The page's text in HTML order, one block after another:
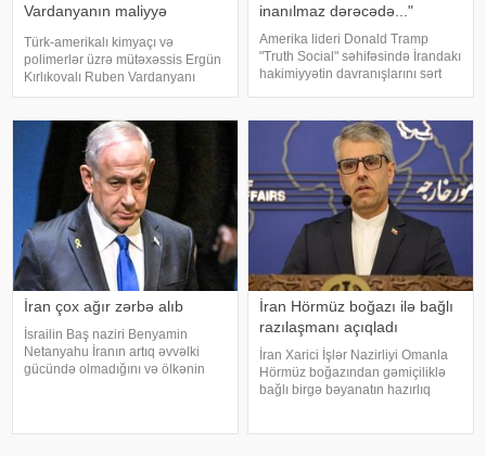
Vardanyanın maliyyə
Türk-amerikalı kimyaçı və
polimerlər üzrə mütəxəssis Ergün
Kırlıkovalı Ruben Vardanyanı
dəstəkləməsi və mühazirə
imtina etməsi ilə əlaqədar
amerikalı risk tədqiqatçısı və
esseist Nassim Nikola
inanılmaz dərəcədə..."
Amerika lideri Donald Tramp
"Truth Social" səhifəsində İrandakı
hakimiyyətin davranışlarını sərt
mövqeyini açıqlayıb.
KONKRET.azxəbər verir ki, ABŞ
Prezident
İran çox ağır zərbə alıb
İsrailin Baş naziri Benyamin
Netanyahu İranın artıq əvvəlki
gücündə olmadığını və ölkənin
İran Hörmüz boğazı ilə bağlı
razılaşmanı açıqladı
İran Xarici İşlər Nazirliyi Omanla
Hörmüz boğazından gəmiçiliklə
bağlı birgə bəyanatın hazırlıq